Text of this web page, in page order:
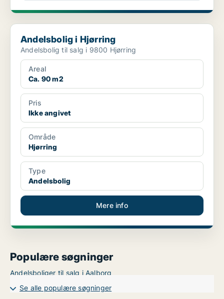
Andelsbolig i Hjørring
Andelsbolig i Hjørring
Andelsbolig til salg i 9800 Hjørring
Areal
Ca. 90 m2
Pris
Ikke angivet
Område
Hjørring
Type
Andelsbolig
Mere info
Populære søgninger
Andelsboliger til salg i Aalborg
Se alle populære søgninger